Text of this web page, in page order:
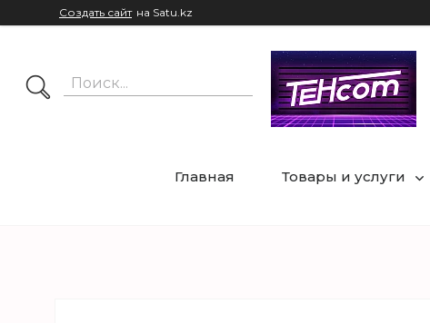
Создать сайт на Satu.kz
Главная Товары и услуги